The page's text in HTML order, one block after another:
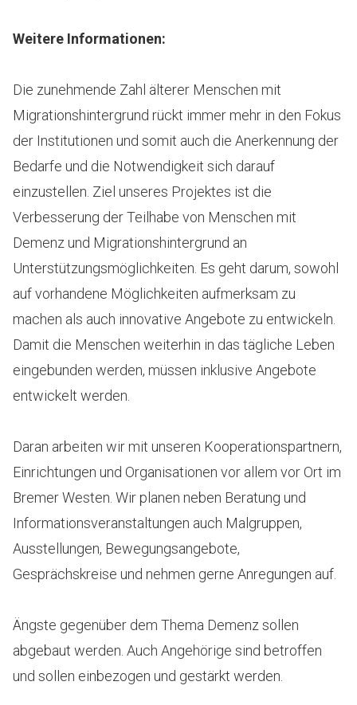
Weitere Informationen:
Die zunehmende Zahl älterer Menschen mit
Migrationshintergrund rückt immer mehr in den Fokus
der Institutionen und somit auch die Anerkennung der
Bedarfe und die Notwendigkeit sich darauf
einzustellen. Ziel unseres Projektes ist die
Verbesserung der Teilhabe von Menschen mit
Demenz und Migrationshintergrund an
Unterstützungsmöglichkeiten. Es geht darum, sowohl
auf vorhandene Möglichkeiten aufmerksam zu
machen als auch innovative Angebote zu entwickeln.
Damit die Menschen weiterhin in das tägliche Leben
eingebunden werden, müssen inklusive Angebote
entwickelt werden.
Daran arbeiten wir mit unseren Kooperationspartnern,
Einrichtungen und Organisationen vor allem vor Ort im
Bremer Westen. Wir planen neben Beratung und
Informationsveranstaltungen auch Malgruppen,
Ausstellungen, Bewegungsangebote,
Gesprächskreise und nehmen gerne Anregungen auf.
Ängste gegenüber dem Thema Demenz sollen
abgebaut werden. Auch Angehörige sind betroffen
und sollen einbezogen und gestärkt werden.